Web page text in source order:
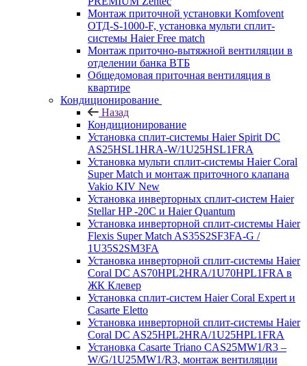
Монтаж приточной установки Komfovent
ОТД-S-1000-F, установка мульти сплит-
системы Haier Free match
Монтаж приточно-вытяжной вентиляции в
отделении банка ВТБ
Общедомовая приточная вентиляция в
квартире
Кондиционирование
Назад
Кондиционирование
Установка сплит-системы Haier Spirit DC
AS25HSL1HRA-W/1U25HSL1FRA
Установка мульти сплит-системы Haier Coral
Super Match и монтаж приточного клапана
Vakio KIV New
Установка инверторных сплит-систем Haier
Stellar HP -20С и Haier Quantum
Установка инверторной сплит-системы Haier
Flexis Super Match AS35S2SF3FA-G /
1U35S2SM3FA
Установка инверторной сплит-системы Haier
Coral DC AS70HPL2HRA/1U70HPL1FRA в
ЖК Клевер
Установка сплит-систем Haier Coral Expert и
Casarte Eletto
Установка инверторной сплит-системы Haier
Coral DC AS25HPL2HRA/1U25HPL1FRA
Установка Casarte Triano CAS25MW1/R3 –
W/G/1U25MW1/R3, монтаж вентиляции